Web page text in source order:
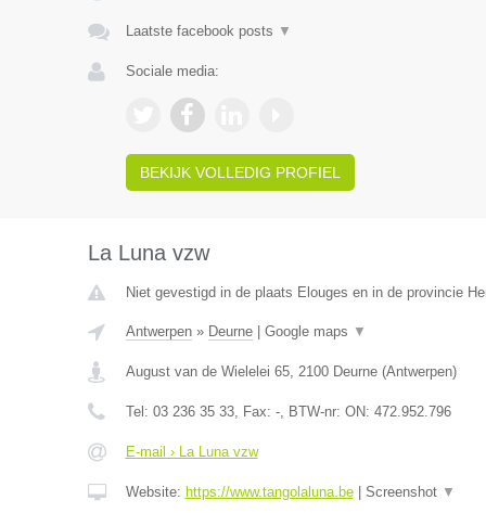
Laatste facebook posts ▼
Sociale media:
BEKIJK VOLLEDIG PROFIEL
La Luna vzw
Niet gevestigd in de plaats Elouges en in de provincie
Antwerpen» Deurne| Google maps ▼
August van de Wielelei 65, 2100 Deurne(Antwerpen)
Tel: 03 236 35 33, Fax: -, BTW-nr: ON: 472.952.796
E-mail › La Luna vzw
Website: https://www.tangolaluna.be| Screenshot ▼